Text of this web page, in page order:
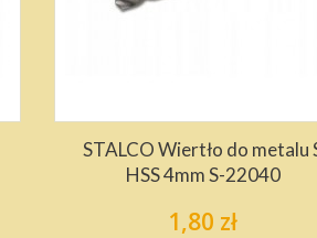
STALCO Wiertło do metalu
HSS 4mm S-22040
1,80 zł